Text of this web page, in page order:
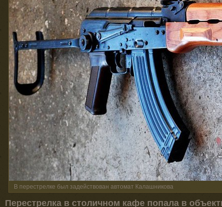
В перестрелке был задействован автомат Калашникова
Перестрелка в столичном кафе попала в